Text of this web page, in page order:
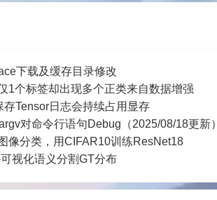
下载及缓存目录修改
1个标签却出现多个正类来自数据增强
存Tensor日志会持续占用显存
对命令行语句Debug（2025/08/18更新）
像分类，用CIFAR10训练ResNet18
视化语义分割GT分布